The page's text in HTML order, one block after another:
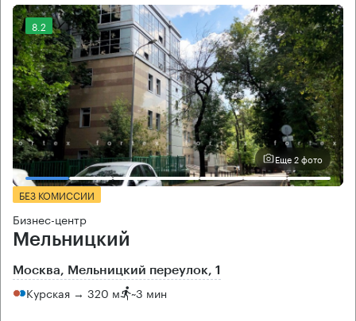
8.2
Еще 2 фото
БЕЗ КОМИССИИ
Бизнес-центр
Мельницкий
Москва, Мельницкий переулок, 1
Курская → 320 м ~3 мин